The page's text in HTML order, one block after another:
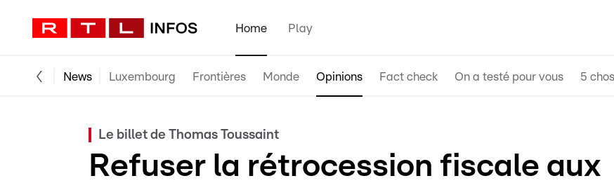
Home Play
News Luxembourg Frontières Monde Opinions Fact check On a testé pour vous 5
Le billet de Thomas Toussaint
Refuser la rétrocession fiscale aux